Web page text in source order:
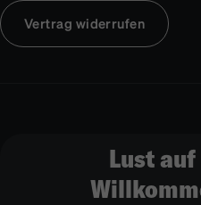
Vertrag widerrufen
Lust